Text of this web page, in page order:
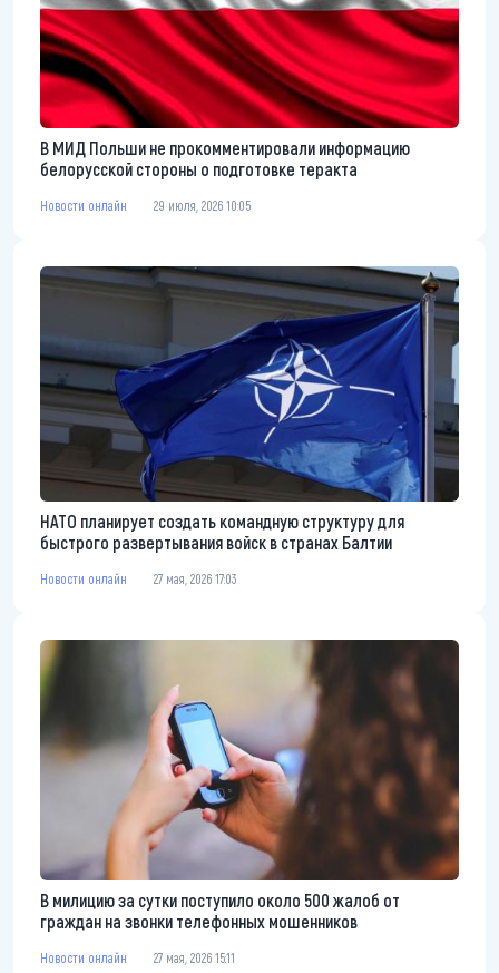
В МИД Польши не прокомментировали информацию
белорусской стороны о подготовке теракта
Новости онлайн 29 июля, 2026 10:05
НАТО планирует создать командную структуру для
быстрого развертывания войск в странах Балтии
Новости онлайн 27 мая, 2026 17:03
В милицию за сутки поступило около 500 жалоб от
граждан на звонки телефонных мошенников
Новости онлайн 27 мая, 2026 15:11